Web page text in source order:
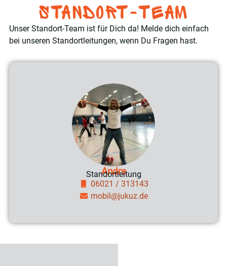
Standort-Team
Unser Standort-Team ist für Dich da! Melde dich einfach
bei unseren Standortleitungen, wenn Du Fragen hast.
Andre
Standortleitung
06021 / 313143
mobil@jukuz.de